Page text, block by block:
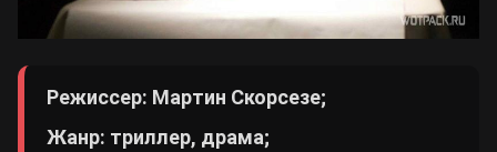
Режиссер: Мартин Скорсезе;
Жанр: триллер, драма;